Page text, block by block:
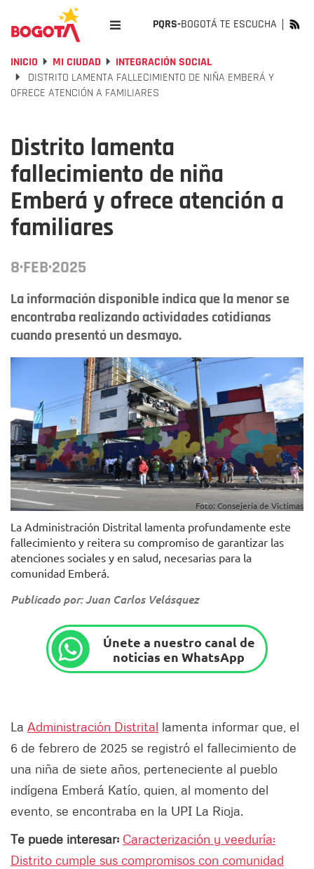
PQRS-BOGOTÁ TE ESCUCHA
INICIO MI CIUDAD
INTEGRACIÓN SOCIAL
DISTRITO LAMENTA FALLECIMIENTO DE NIÑA EMBERÁ Y
OFRECE ATENCIÓN A FAMILIARES
Distrito lamenta
fallecimiento de niña
Emberá y ofrece atención a
familiares
8·FEB·2025
La información disponible indica que la menor se
encontraba realizando actividades cotidianas
cuando presentó un desmayo.
Foto: Consejería de Victimas
La Administración Distrital lamenta profundamente este
fallecimiento y reitera su compromiso de garantizar las
atenciones sociales y en salud, necesarias para la
comunidad Emberá.
Publicado por: Juan Carlos Velásquez
Únete a nuestro canal de
noticias en WhatsApp
La Administración Distrital lamenta informar que, el
6 de febrero de 2025 se registró el fallecimiento de
una niña de siete años, perteneciente al pueblo
indígena Emberá Katío, quien, al momento del
evento, se encontraba en la UPI La Rioja.
Te puede interesar: Caracterización y veeduría:
Distrito cumple sus compromisos con comunidad